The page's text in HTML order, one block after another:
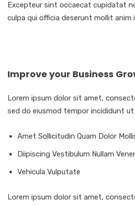
Excepteur sint occaecat cupidatat
culpa qui officia deserunt mollit anim
Improve your Business
Lorem ipsum dolor sit amet,
sed do eiusmod tempor incididunt
Amet Sollicitudin Quam Dolor
Diipiscing Vestibulum Nullam
Vehicula Vulputate
Lorem ipsum dolor sit amet,